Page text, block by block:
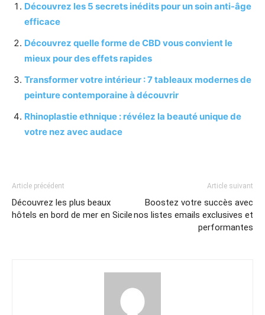
Découvrez les 5 secrets inédits pour un soin anti-âge
efficace
Découvrez quelle forme de CBD vous convient le
mieux pour des effets rapides
Transformer votre intérieur : 7 tableaux modernes de
peinture contemporaine à découvrir
Rhinoplastie ethnique : révélez la beauté unique de
votre nez avec audace
Article précédent
Découvrez les plus beaux
hôtels en bord de mer en Sicile
Article suivant
Boostez votre succès avec
nos listes emails exclusives et
performantes